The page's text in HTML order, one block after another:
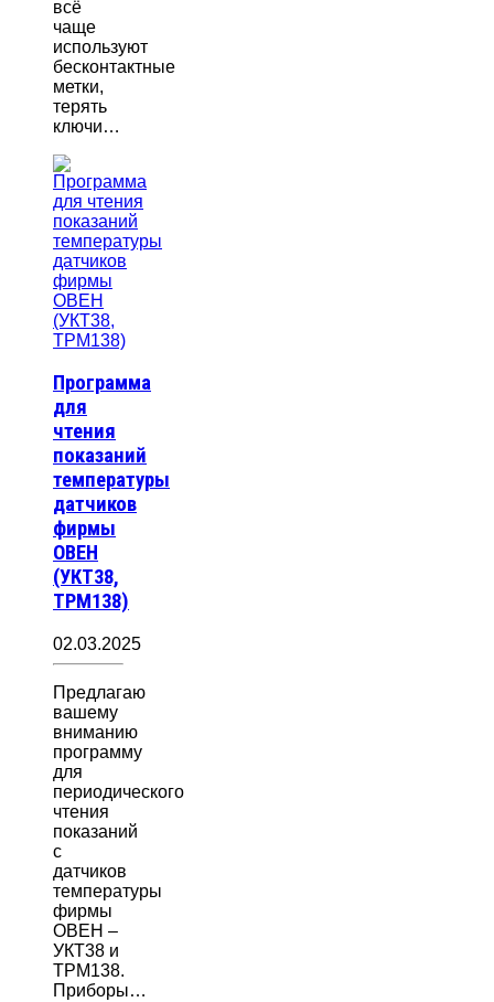
всё
чаще
используют
бесконтактные
метки,
терять
ключи…
Программа
для
чтения
показаний
температуры
датчиков
фирмы
ОВЕН
(УКТ38,
ТРМ138)
02.03.2025
Предлагаю
вашему
вниманию
программу
для
периодического
чтения
показаний
с
датчиков
температуры
фирмы
ОВЕН –
УКТ38 и
ТРМ138.
Приборы…